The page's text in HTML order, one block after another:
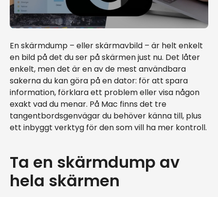
En skärmdump – eller skärmavbild – är helt enkelt
en bild på det du ser på skärmen just nu. Det låter
enkelt, men det är en av de mest användbara
sakerna du kan göra på en dator: för att spara
information, förklara ett problem eller visa någon
exakt vad du menar. På Mac finns det tre
tangentbordsgenvägar du behöver känna till, plus
ett inbyggt verktyg för den som vill ha mer kontroll.
Ta en skärmdump av
hela skärmen